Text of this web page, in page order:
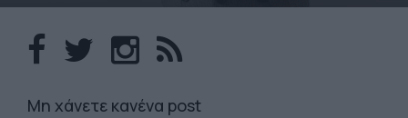
Mη χάνετε κανένα post